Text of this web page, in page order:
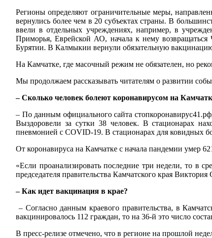
Регионы определяют ограничительные меры,
вернулись более чем в 20 субъектах страны. В
ввели в отдельных учреждениях, например, в
Приморья, Еврейской АО, начала к нему возвращаться
Бурятии. В Калмыкии вернули обязательную
На Камчатке, где масочный режим не обязателен, но
Мы продолжаем рассказывать читателям о развитии
– Сколько человек болеют коронавирусом на
– По данным официального сайта
Выздоровели за сутки 38 человек. В стационарах
пневмонией с COVID-19. В стационарах для ковидных
От коронавируса на Камчатке с начала пандемии умер
«Если проанализировать последние три недели, то в
председателя правительства Камчатского края Виктория
– Как идет вакцинация в крае?
– Согласно данным краевого правительства, в
вакцинировалось 112 граждан, то на 36-й это число
В пресс-релизе отмечено, что в регионе на прошлой